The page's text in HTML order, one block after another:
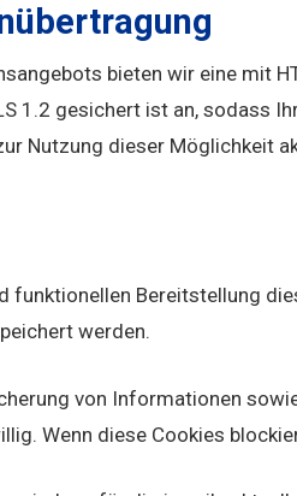
bieten wir eine mit
1.2 gesichert ist an, sodass
Nutzung dieser Möglichkeit
funktionellen Bereitstellung
werden.
von Informationen
Wenn diese Cookies